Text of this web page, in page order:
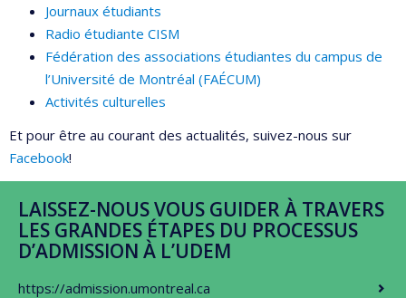
Journaux étudiants
Radio étudiante CISM
Fédération des associations étudiantes du campus de
l’Université de Montréal (FAÉCUM)
Activités culturelles
Et pour être au courant des actualités, suivez-nous sur
Facebook!
LAISSEZ-NOUS VOUS GUIDER À TRAVERS
LES GRANDES ÉTAPES DU PROCESSUS
D’ADMISSION À L’UDEM
https://admission.umontreal.ca